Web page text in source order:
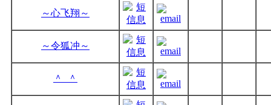
～心飞翔～
～令狐冲～
＾_＾